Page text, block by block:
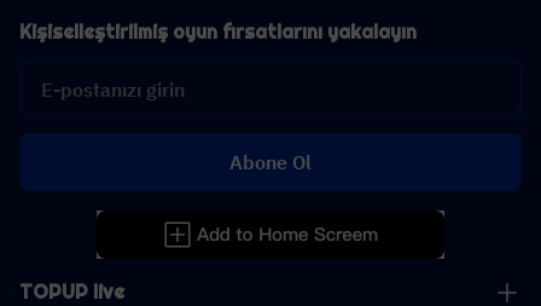
TOPUP live
Kişiselleştirilmiş oyun fırsatlarını yakalayın
Abone Ol